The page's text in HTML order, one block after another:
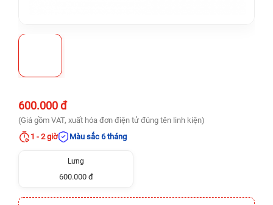
600.000 đ
(Giá gồm VAT, xuất hóa đơn điện tử đúng tên linh kiện)
1 - 2 giờ
Màu sắc 6 tháng
Lưng
600.000 đ